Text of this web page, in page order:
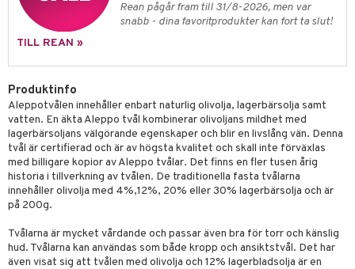
Rean pågår fram till 31/8-2026, men var
snabb - dina favoritprodukter kan fort ta slut!
TILL REAN »
Produktinfo
Aleppotvålen innehåller enbart naturlig olivolja, lagerbärsolja samt
vatten. En äkta Aleppo tvål kombinerar olivoljans mildhet med
lagerbärsoljans välgörande egenskaper och blir en livslång vän. Denna
tvål är certifierad och är av högsta kvalitet och skall inte förväxlas
med billigare kopior av Aleppo tvålar. Det finns en fler tusen årig
historia i tillverkning av tvålen. De traditionella fasta tvålarna
innehåller olivolja med 4%,12%, 20% eller 30% lagerbärsolja och är
på 200g.
Tvålarna är mycket vårdande och passar även bra för torr och känslig
hud. Tvålarna kan användas som både kropp och ansiktstvål. Det har
även visat sig att tvålen med olivolja och 12% lagerbladsolja är en
fot
dusch & tvål
oljor